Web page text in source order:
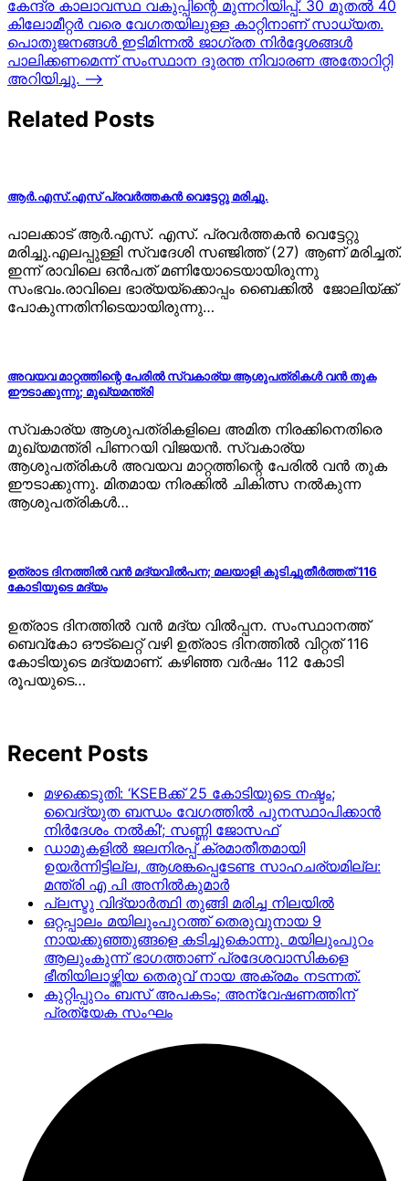
കേന്ദ്ര കാലാവസ്ഥ വകുപ്പിന്റെ മുന്നറിയിപ്പ്. 30 മുതല്‍ 40
കിലോമീറ്റര്‍ വരെ വേഗതയിലുള്ള കാറ്റിനാണ് സാധ്യത.
പൊതുജനങ്ങള്‍ ഇടിമിന്നല്‍ ജാഗ്രത നിര്‍ദ്ദേശങ്ങള്‍
പാലിക്കണമെന്ന് സംസ്ഥാന ദുരന്ത നിവാരണ അതോറിറ്റി
അറിയിച്ചു. ⟶
Related Posts
ആർ.എസ്.എസ് പ്രവർത്തകൻ വെട്ടേറ്റു മരിച്ചു.
പാലക്കാട് ആർ.എസ്. എസ്. പ്രവർത്തകൻ വെട്ടേറ്റു
മരിച്ചു.എലപ്പുള്ളി സ്വദേശി സഞ്ജിത്ത് (27) ആണ് മരിച്ചത്.
ഇന്ന് രാവിലെ ഒൻപത് മണിയോടെയായിരുന്നു
സംഭവം.രാവിലെ ഭാര്യയ്‌ക്കൊപ്പം ബൈക്കിൽ ജോലിയ്‌ക്ക്
പോകുന്നതിനിടെയായിരുന്നു…
അവയവ മാറ്റത്തിന്റെ പേരിൽ സ്വകാര്യ ആശുപത്രികൾ വൻ തുക
ഈടാക്കുന്നു; മുഖ്യമന്ത്രി
സ്വകാര്യ ആശുപത്രികളിലെ അമിത നിരക്കിനെതിരെ
മുഖ്യമന്ത്രി പിണറയി വിജയൻ. സ്വകാര്യ
ആശുപത്രികൾ അവയവ മാറ്റത്തിന്റെ പേരിൽ വൻ തുക
ഈടാക്കുന്നു. മിതമായ നിരക്കിൽ ചികിത്സ നൽകുന്ന
ആശുപത്രികൾ…
ഉത്രാട ദിനത്തിൽ വൻ മദ്യവിൽപന; മലയാളി കുടിച്ചുതീർത്തത് 116
കോടിയുടെ മദ്യം
ഉത്രാട ദിനത്തിൽ വൻ മദ്യ വിൽപ്പന. സംസ്ഥാനത്ത്
ബെവ്‌കോ ഔട്‌ലെറ്റ് വഴി ഉത്രാട ദിനത്തിൽ വിറ്റത് 116
കോടിയുടെ മദ്യമാണ്. കഴിഞ്ഞ വർഷം 112 കോടി
രൂപയുടെ…
Recent Posts
മഴക്കെടുതി: ‘KSEBക്ക് 25 കോടിയുടെ നഷ്ടം;
വൈദ്യുത ബന്ധം വേഗത്തിൽ പുനസ്ഥാപിക്കാൻ
നിർ​ദേശം നൽകി’; സണ്ണി ജോസഫ്
ഡാമുകളില്‍ ജലനിരപ്പ് ക്രമാതീതമായി
ഉയര്‍ന്നിട്ടില്ല, ആശങ്കപ്പെടേണ്ട സാഹചര്യമില്ല:
മന്ത്രി എ പി അനില്‍കുമാര്‍
പ്ലസ്ടു വിദ്യാർത്ഥി തുങ്ങി മരിച്ച നിലയിൽ
ഒറ്റപ്പാലം മയിലുംപുറത്ത് തെരുവുനായ 9
നായക്കുഞ്ഞുങ്ങളെ കടിച്ചുകൊന്നു. മയിലുംപുറം
ആലുംകുന്ന് ഭാഗത്താണ് പ്രദേശവാസികളെ
ഭീതിയിലാഴ്ത്തിയ തെരുവ് നായ അക്രമം നടന്നത്.
കുറ്റിപ്പുറം ബസ് അപകടം; അന്വേഷണത്തിന്
പ്രത്യേക സംഘം